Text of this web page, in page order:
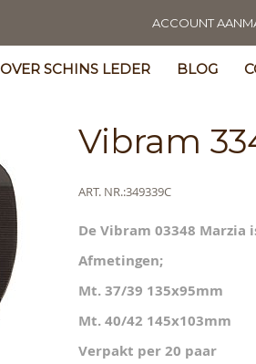
ACCOUNT
OVER SCHINS LEDER BLOG
Vibram
Meer
ART. NR.349339C
De Vibram 03348 Marzia
Afmetingen;
Mt. 37/39 135x95mm
Mt. 40/42 145x103mm
Verpakt per 20 paar